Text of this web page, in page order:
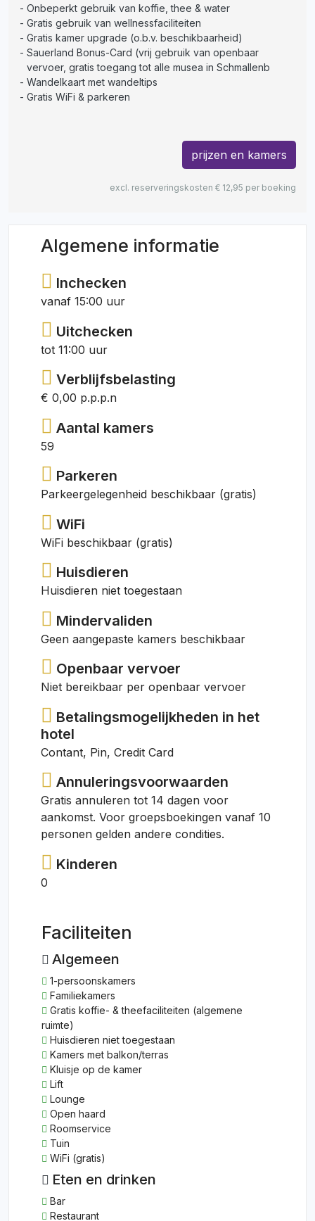
Onbeperkt gebruik van koffie, thee & water
Gratis gebruik van wellnessfaciliteiten
Gratis kamer upgrade (o.b.v. beschikbaarheid)
Sauerland Bonus-Card (vrij gebruik van openbaar
vervoer, gratis toegang tot alle musea in Schmallenb
Wandelkaart met wandeltips
Gratis WiFi & parkeren
prijzen en kamers
excl. reserveringskosten € 12,95 per boeking
Algemene informatie
Inchecken
vanaf 15:00 uur
Uitchecken
tot 11:00 uur
Verblijfsbelasting
€ 0,00 p.p.p.n
Aantal kamers
59
Parkeren
Parkeergelegenheid beschikbaar (gratis)
WiFi
WiFi beschikbaar (gratis)
Huisdieren
Huisdieren niet toegestaan
Mindervaliden
Geen aangepaste kamers beschikbaar
Openbaar vervoer
Niet bereikbaar per openbaar vervoer
Betalingsmogelijkheden in het
hotel
Contant, Pin, Credit Card
Annuleringsvoorwaarden
Gratis annuleren tot 14 dagen voor
aankomst. Voor groepsboekingen vanaf 10
personen gelden andere condities.
Kinderen
0
Faciliteiten
Algemeen
1-persoonskamers
Familiekamers
Gratis koffie- & theefaciliteiten (algemene
ruimte)
Huisdieren niet toegestaan
Kamers met balkon/terras
Kluisje op de kamer
Lift
Lounge
Open haard
Roomservice
Tuin
WiFi (gratis)
Eten en drinken
Bar
Restaurant